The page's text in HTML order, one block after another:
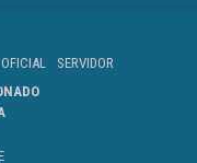
SERVIDOR